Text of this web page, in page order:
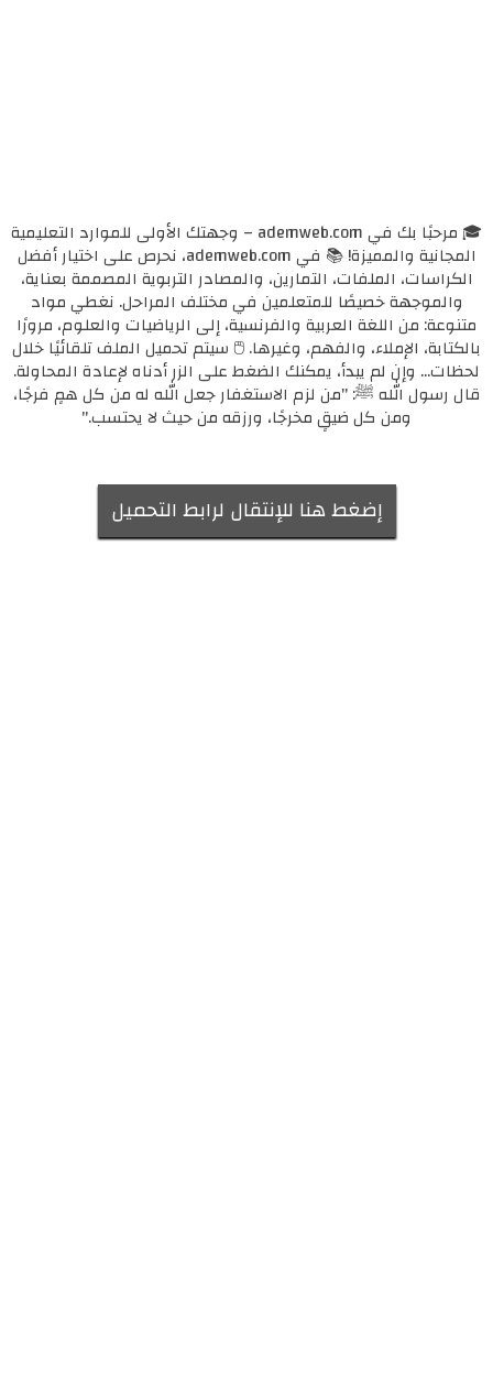
🎓 مرحبًا بك في ademweb.com – وجهتك الأولى للموارد التعليمية
المجانية والمميزة! 📚 في ademweb.com، نحرص على اختيار أفضل
الكراسات، الملفات، التمارين، والمصادر التربوية المصممة بعناية،
والموجهة خصيصًا للمتعلمين في مختلف المراحل. نغطي مواد
متنوعة: من اللغة العربية والفرنسية، إلى الرياضيات والعلوم، مرورًا
بالكتابة، الإملاء، والفهم، وغيرها. 🖱️ سيتم تحميل الملف تلقائيًا خلال
لحظات... وإن لم يبدأ، يمكنك الضغط على الزر أدناه لإعادة المحاولة.
قال رسول الله ﷺ: "من لزم الاستغفار جعل الله له من كل همٍ فرجًا،
ومن كل ضيقٍ مخرجًا، ورزقه من حيث لا يحتسب."
إضغط هنا للإنتقال لرابط التحميل